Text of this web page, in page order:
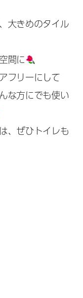
大きめのタイル
間に
フリーにして
な方にでも使い
、ぜひトイレも